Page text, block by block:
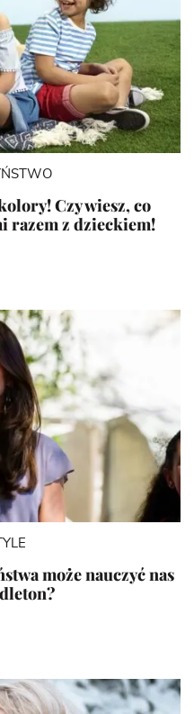
Czy wiesz, co
razem z dzieckiem!
może nauczyć nas